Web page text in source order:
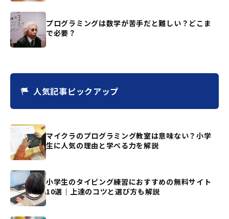
プログラミングは数学が苦手だと難しい？どこま
で必要？
人気記事ピックアップ
マイクラのプログラミング教室は意味ない？小学
生に人気の理由と学べる力を解説
小学生のタイピング練習におすすめの無料サイト
10選｜上達のコツと選び方も解説